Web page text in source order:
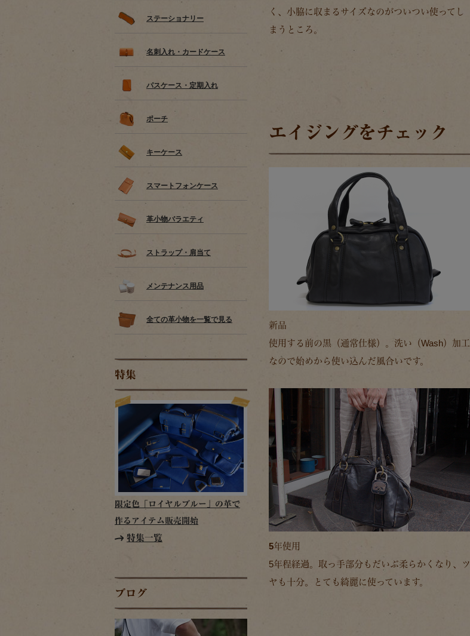
ステーショナリー
名刺入れ・カードケース
パスケース・定期入れ
ポーチ
キーケース
スマートフォンケース
革小物バラエティ
ストラップ・肩当て
メンテナンス用品
全ての革小物を一覧で見る
特集
限定色「ロイヤルブルー」の革で
作るアイテム販売開始
特集一覧
ブログ
く、小脇に収まるサイズなのがついつい使ってし
まうところ。
エイジングをチェック
新品
使用する前の黒（通常仕様）。洗い（Wash）加工
なので始めから使い込んだ風合いです。
5年使用
5年程経過。取っ手部分もだいぶ柔らかくなり、ツ
ヤも十分。とても綺麗に使っています。